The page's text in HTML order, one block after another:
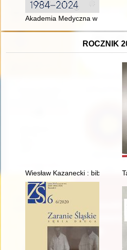
Akademia Medyczna w
ROCZNIK
Wiesław Kazanecki :